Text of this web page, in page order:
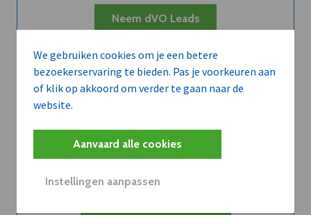
We gebruiken cookies om je een betere
bezoekerservaring te bieden. Pas je voorkeuren aan
of klik op akkoord om verder te gaan naar de
website.
Aanvaard alle cookies
Instellingen aanpassen
Neem dVO Leads
delen?